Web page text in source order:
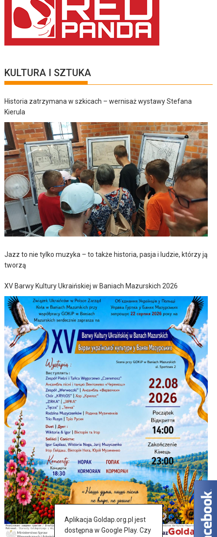
KULTURA I SZTUKA
Historia zatrzymana w szkicach – wernisaż wystawy Stefana
Kierula
Jazz to nie tylko muzyka – to także historia, pasja i ludzie, którzy ją
tworzą
XV Barwy Kultury Ukraińskiej w Baniach Mazurskich 2026
Aplikacja Goldap.org.pl jest
dostępna w Google Play. Czy